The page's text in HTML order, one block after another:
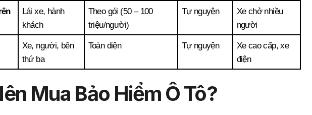
Lái xe, hành
khách
Theo gói (50 – 100
triệu/người)
Tự nguyện
Xe chở nhiều
người
Xe, người, bên
thứ ba
Toàn diện Tự nguyện
Xe cao cấp, xe
điện
Mua Bảo Hiểm Ô Tô?